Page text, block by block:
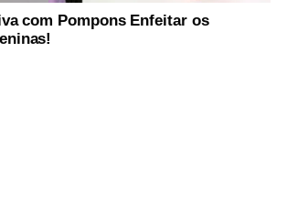
com Pompons Enfeitar os